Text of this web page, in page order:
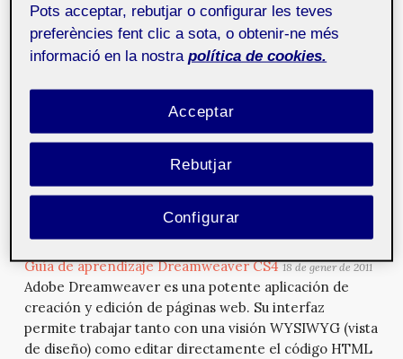
está el relato de su experiencia.
Había una vez una nube… 18 de gener de 2011
Una de las conclusiones del Foro Internacional de
Contenidos Digitales (FICOD) 2010 fue que el
profesional multimedia debe situarse de forma clara
en la posición de creador y gestor de historias.
Historias creadas para y por usuarios ya que, como nos
cuenta Laia Blasco, a diferencia de otros medios,
Internet es de los usuarios.
Guía de aprendizaje Dreamweaver CS4 18 de gener de 2011
Adobe Dreamweaver es una potente aplicación de
creación y edición de páginas web. Su interfaz
permite trabajar tanto con una visión WYSIWYG (vista
de diseño) como editar directamente el código HTML
Pots acceptar, rebutjar o configurar les teves
preferències fent clic a sota, o obtenir-ne més
informació en la nostra política de cookies.
Rebutjar
Acceptar
Configurar